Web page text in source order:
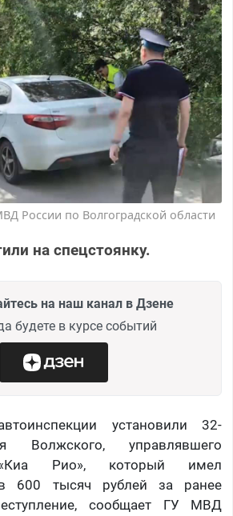
России по Волгоградской области
на спецстоянку.
на наш канал в Дзене
будете в курсе событий
установили 32-
Волжского, управлявшего
Рио», который имел
600 тысяч рублей за ранее
сообщает ГУ МВД